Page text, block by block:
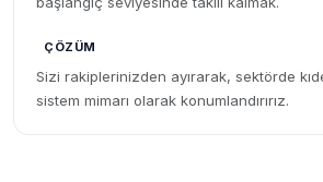
ÇÖZÜM
Sizi rakiplerinizden ayırarak, sektörde
sistem mimarı olarak konumlandırırız.